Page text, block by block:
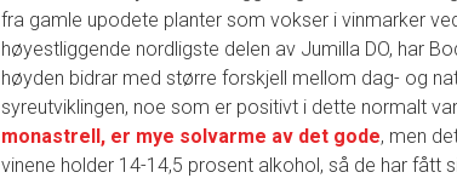
fra gamle upodete planter som vokser i vinmarker
høyestliggende nordligste delen av Jumilla DO, har
høyden bidrar med større forskjell mellom dag- og
syreutviklingen, noe som er positivt i dette normalt
monastrell, er mye solvarme av det gode, men
vinene holder 14-14,5 prosent alkohol, så de har fått